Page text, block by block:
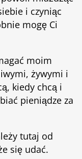
i czyniąc
mogę Ci
moim
żywymi i
kiedy chcą i
pieniądze za
tutaj od
się udać.